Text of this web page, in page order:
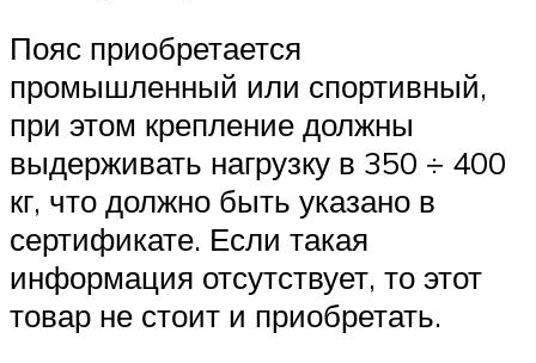
Пояс приобретается
промышленный или спортивный,
при этом крепление должны
выдерживать нагрузку в 350 ÷ 400
кг, что должно быть указано в
сертификате. Если такая
информация отсутствует, то этот
товар не стоит и приобретать.